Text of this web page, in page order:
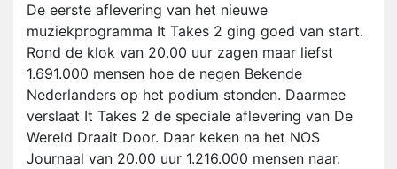
De eerste aflevering van het nieuwe
muziekprogramma It Takes 2 ging goed van start.
Rond de klok van 20.00 uur zagen maar liefst
1.691.000 mensen hoe de negen Bekende
Nederlanders op het podium stonden. Daarmee
verslaat It Takes 2 de speciale aflevering van De
Wereld Draait Door. Daar keken na het NOS
Journaal van 20.00 uur 1.216.000 mensen naar.